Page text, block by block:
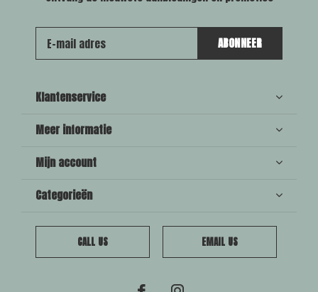
ABONNEER
Klantenservice
Meer informatie
Mijn account
Categorieën
CALL US EMAIL US